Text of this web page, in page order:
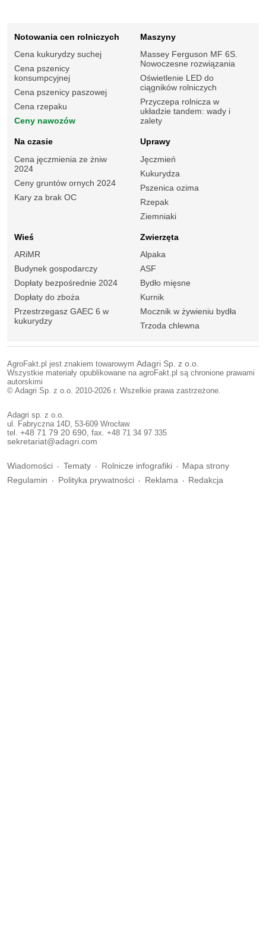
Notowania cen rolniczych
Cena kukurydzy suchej
Cena pszenicy
konsumpcyjnej
Cena pszenicy paszowej
Cena rzepaku
Ceny nawozów
Maszyny
Massey Ferguson MF 6S.
Nowoczesne rozwiązania
Oświetlenie LED do
ciągników rolniczych
Przyczepa rolnicza w
układzie tandem: wady i
zalety
Na czasie
Cena jęczmienia ze żniw
2024
Ceny gruntów ornych 2024
Kary za brak OC
Uprawy
Jęczmień
Kukurydza
Pszenica ozima
Rzepak
Ziemniaki
Wieś
ARiMR
Budynek gospodarczy
Dopłaty bezpośrednie 2024
Dopłaty do zboża
Przestrzegasz GAEC 6 w
kukurydzy
Zwierzęta
Alpaka
ASF
Bydło mięsne
Kurnik
Mocznik w żywieniu bydła
Trzoda chlewna
AgroFakt.pl jest znakiem towarowym Adagri Sp. z o.o.
Wszystkie materiały opublikowane na agroFakt.pl są chronione prawami
autorskimi
© Adagri Sp. z o.o. 2010-2026 r. Wszelkie prawa zastrzeżone.
Adagri sp. z o.o.
ul. Fabryczna 14D, 53-609 Wrocław
tel. +48 71 79 20 690 , fax. +48 71 34 97 335
sekretariat@adagri.com
Wiadomości Tematy Rolnicze infografiki
Mapa strony
Regulamin
Polityka prywatności Reklama Redakcja